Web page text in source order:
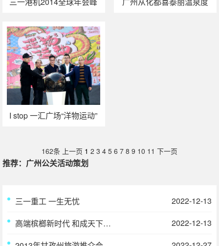
I stop 一汇广场“洋物运动”
162条 上一页 1 2 3 4 5 6 7 8 9 10 11 下一页
推荐：广州公关活动策划
三一重工 一生无忧
2022-12-13
高端槟榔新时代 和成天下新品上市发布会
2022-12-13